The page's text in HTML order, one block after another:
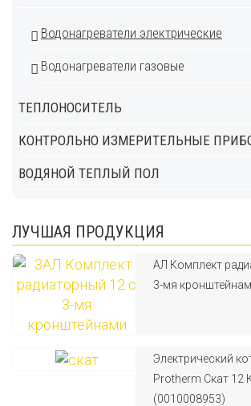
Водонагреватели электрические
Водонагреватели газовые
ТЕПЛОНОСИТЕЛЬ
КОНТРОЛЬНО ИЗМЕРИТЕЛЬНЫЕ
ВОДЯНОЙ ТЕПЛЫЙ ПОЛ
ЛУЧШАЯ ПРОДУКЦИЯ
АЛ Комплект
3-мя
Электрический
Protherm Скат 12
(0010008953)